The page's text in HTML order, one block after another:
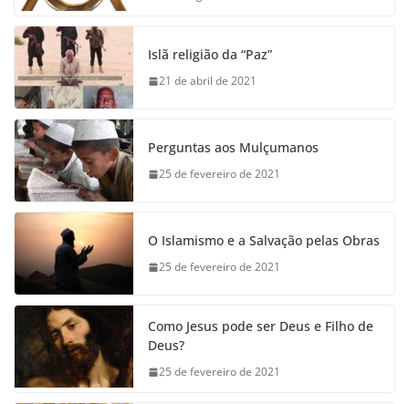
Islã religião da “Paz”
21 de abril de 2021
Perguntas aos Mulçumanos
25 de fevereiro de 2021
O Islamismo e a Salvação pelas Obras
25 de fevereiro de 2021
Como Jesus pode ser Deus e Filho de
Deus?
25 de fevereiro de 2021